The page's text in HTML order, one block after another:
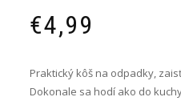
€4,99
Praktický kôš na odpadky,
Dokonale sa hodí ako do